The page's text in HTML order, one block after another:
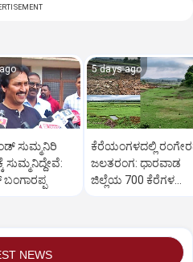
ಸುಮ್ಮನಿರಿ
ಸುಮ್ಮನಿದ್ದೇವೆ:
5 days ago
ಕೆರೆಯಂಗಳದಲ್ಲಿ
ಜಲತರಂಗ: ಧಾರವಾಡ
ಜಿಲ್ಲೆಯ 700 ಕೆರೆಗಳ
NEWS